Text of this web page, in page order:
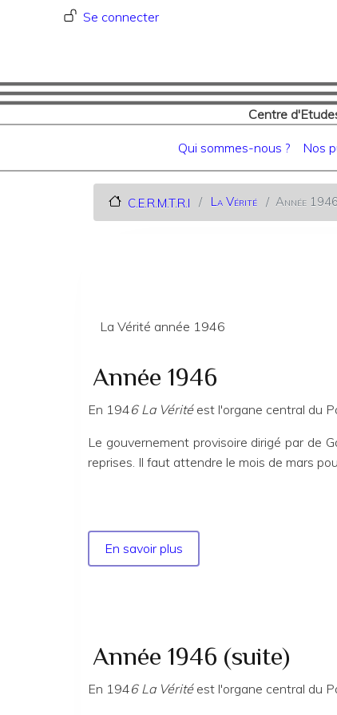
Menu du compte de
Se connecter
Centre
Navigation principale
Qui sommes-nous ? Nos
C.E.R.M.T.R.I La Vérité Année 1946
La Vérité année 1946
Année 1946
En 1946 La Vérité est l'organe central du
Le gouvernement provisoire dirigé par de
reprises. Il faut attendre le mois de mars
En savoir plus
Année
Année 1946 (suite)
En 1946 La Vérité est l'organe central du